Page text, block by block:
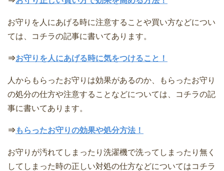
お守りを人にあげる時に注意することや買い方などについ
ては、コチラの記事に書いてあります。
⇒お守りを人にあげる時に気をつけること！
人からもらったお守りは効果があるのか、もらったお守り
の処分の仕方や注意することなどについては、コチラの記
事に書いてあります。
⇒もらったお守りの効果や処分方法！
お守りが汚れてしまったり洗濯機で洗ってしまったり無く
してしまった時の正しい対処の仕方などについてはコチラ